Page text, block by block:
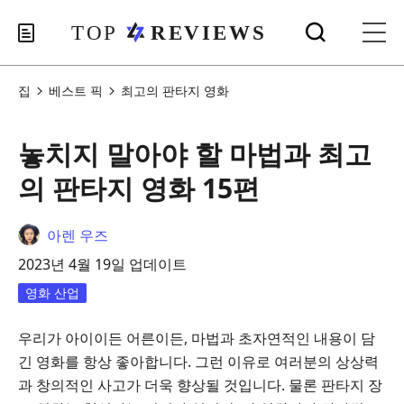
집 베스트 픽 최고의 판타지 영화
놓치지 말아야 할 마법과 최고
의 판타지 영화 15편
아렌 우즈
2023년 4월 19일 업데이트
영화 산업
우리가 아이이든 어른이든, 마법과 초자연적인 내용이 담
긴 영화를 항상 좋아합니다. 그런 이유로 여러분의 상상력
과 창의적인 사고가 더욱 향상될 것입니다. 물론 판타지 장